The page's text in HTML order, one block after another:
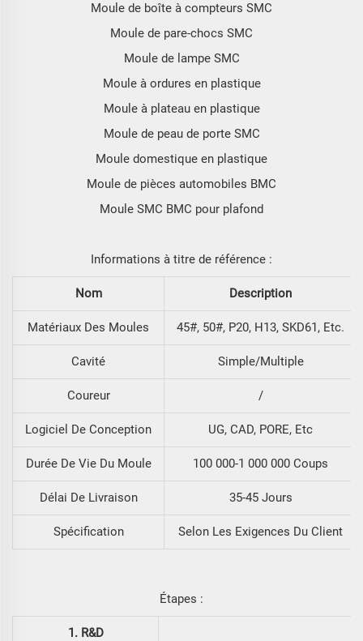
Moule de boîte à compteurs SMC
Moule de pare-chocs SMC
Moule de lampe SMC
Moule à ordures en plastique
Moule à plateau en plastique
Moule de peau de porte SMC
Moule domestique en plastique
Moule de pièces automobiles BMC
Moule SMC BMC pour plafond
Informations à titre de référence :
Nom Description
Matériaux Des Moules 45#, 50#, P20, H13, SKD61, Etc.
Cavité Simple/Multiple
Coureur /
Logiciel De Conception UG, CAD, PORE, Etc
Durée De Vie Du Moule 100 000-1 000 000 Coups
Délai De Livraison 35-45 Jours
Spécification Selon Les Exigences Du Client
Étapes :
1. R&D